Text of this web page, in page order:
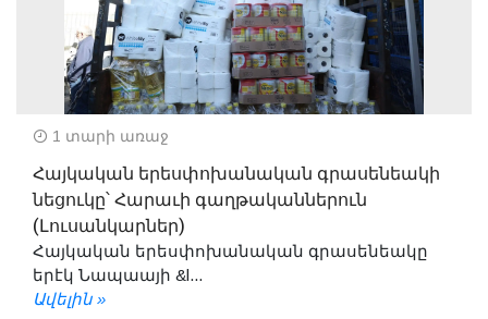
1 տարի առաջ
Հայկական երեսփոխանական գրասենեակի
նեցուկը՝ Հարաւի գաղթականներուն
(Լուսանկարներ)
Հայկական երեսփոխանական գրասենեակը
երէկ Նապաայի &l...
Ավելին »